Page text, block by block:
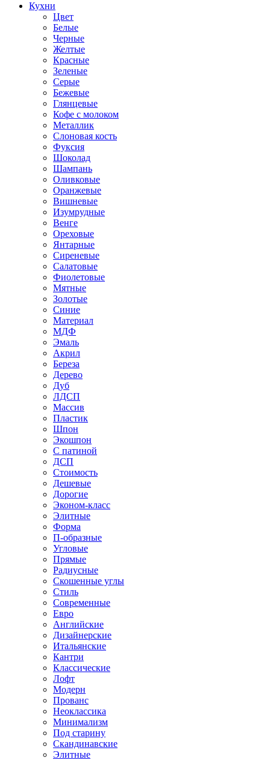
Кухни
Цвет
Белые
Черные
Желтые
Красные
Зеленые
Серые
Бежевые
Глянцевые
Кофе с молоком
Металлик
Слоновая кость
Фуксия
Шоколад
Шампань
Оливковые
Оранжевые
Вишневые
Изумрудные
Венге
Ореховые
Янтарные
Сиреневые
Салатовые
Фиолетовые
Мятные
Золотые
Синие
Материал
МДФ
Эмаль
Акрил
Береза
Дерево
Дуб
ЛДСП
Массив
Пластик
Шпон
Экошпон
С патиной
ДСП
Стоимость
Дешевые
Дорогие
Эконом-класс
Элитные
Форма
П-образные
Угловые
Прямые
Радиусные
Скошенные углы
Стиль
Современные
Евро
Английские
Дизайнерские
Итальянские
Кантри
Классические
Лофт
Модерн
Прованс
Неоклассика
Минимализм
Под старину
Скандинавские
Элитные